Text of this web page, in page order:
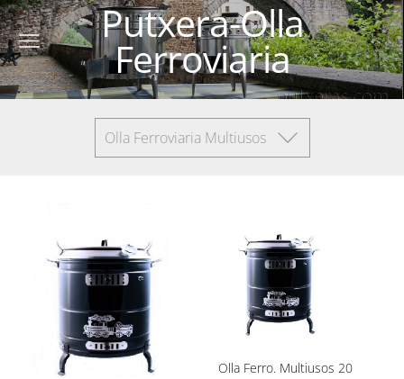
Putxera-Olla
Ferroviaria
Olla Ferroviaria Multiusos
Olla Ferro. Multiusos 20